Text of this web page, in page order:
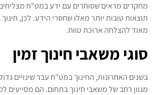
מחקרים מראים שסוחרים עם ידע במט"ח
תוצאות טובות יותר מאלו שחסרי הידע. לכן,
מאוד להצלחה ארוכת טווח.
סוגי משאבי חינוך זמין
בשנים האחרונות, החינוך במט"ח עבר שינויים
מגוון רחב של משאבי חינוך בתחום. הם מסייעים